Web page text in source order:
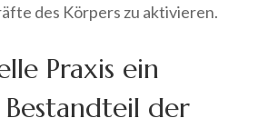
des Körpers zu aktivieren.
Praxis ein
der